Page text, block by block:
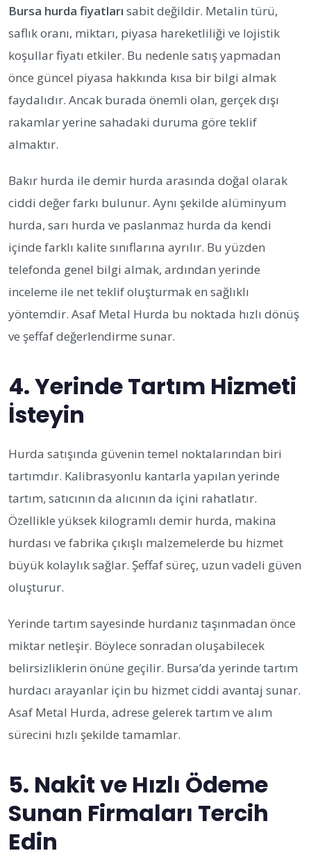
Bursa hurda fiyatları sabit değildir. Metalin türü,
saflık oranı, miktarı, piyasa hareketliliği ve lojistik
koşullar fiyatı etkiler. Bu nedenle satış yapmadan
önce güncel piyasa hakkında kısa bir bilgi almak
faydalıdır. Ancak burada önemli olan, gerçek dışı
rakamlar yerine sahadaki duruma göre teklif
almaktır.
Bakır hurda ile demir hurda arasında doğal olarak
ciddi değer farkı bulunur. Aynı şekilde alüminyum
hurda, sarı hurda ve paslanmaz hurda da kendi
içinde farklı kalite sınıflarına ayrılır. Bu yüzden
telefonda genel bilgi almak, ardından yerinde
inceleme ile net teklif oluşturmak en sağlıklı
yöntemdir. Asaf Metal Hurda bu noktada hızlı dönüş
ve şeffaf değerlendirme sunar.
4. Yerinde Tartım Hizmeti
İsteyin
Hurda satışında güvenin temel noktalarından biri
tartımdır. Kalibrasyonlu kantarla yapılan yerinde
tartım, satıcının da alıcının da içini rahatlatır.
Özellikle yüksek kilogramlı demir hurda, makina
hurdası ve fabrika çıkışlı malzemelerde bu hizmet
büyük kolaylık sağlar. Şeffaf süreç, uzun vadeli güven
oluşturur.
Yerinde tartım sayesinde hurdanız taşınmadan önce
miktar netleşir. Böylece sonradan oluşabilecek
belirsizliklerin önüne geçilir. Bursa’da yerinde tartım
hurdacı arayanlar için bu hizmet ciddi avantaj sunar.
Asaf Metal Hurda, adrese gelerek tartım ve alım
sürecini hızlı şekilde tamamlar.
5. Nakit ve Hızlı Ödeme
Sunan Firmaları Tercih
Edin